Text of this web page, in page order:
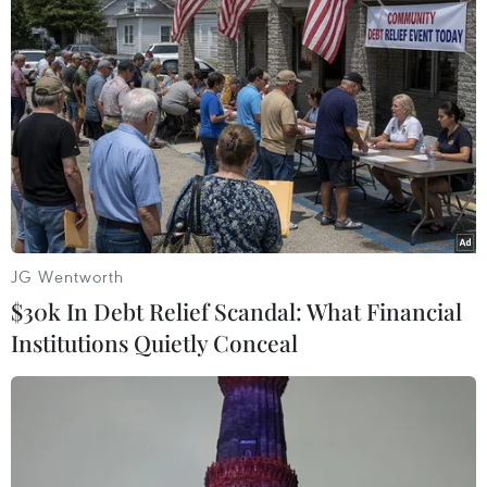
Thánh đường Emir Abdelkader -
biểu tượng của kiến trúc, văn hóa và
tri thức
08/08/2026 22:05
Khám phá vẻ đẹp Văn Miếu-Quốc Tử
Giám qua 120 tác phẩm nghệ thuật
đa chất liệu
08/08/2026 11:27
Thánh đường Emir
Abdelkader - biểu tượng văn hóa,
tôn giáo của Constantine
JG Wentworth
$30k In Debt Relief Scandal: What Financial
Institutions Quietly Conceal